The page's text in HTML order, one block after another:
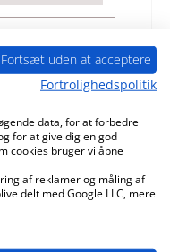
Fortsæt uden at acceptere
Fortrolighedspolitik
data, for at forbedre
for at give dig en god
cookies bruger vi åbne
af reklamer og måling af
delt med Google LLC, mere